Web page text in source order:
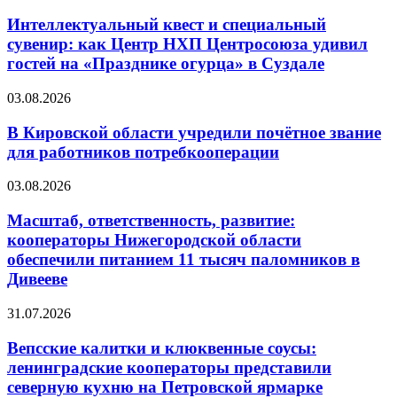
Интеллектуальный квест и специальный
сувенир: как Центр НХП Центросоюза удивил
гостей на «Празднике огурца» в Суздале
03.08.2026
В Кировской области учредили почётное звание
для работников потребкооперации
03.08.2026
Масштаб, ответственность, развитие:
кооператоры Нижегородской области
обеспечили питанием 11 тысяч паломников в
Дивееве
31.07.2026
Вепсские калитки и клюквенные соусы:
ленинградские кооператоры представили
северную кухню на Петровской ярмарке